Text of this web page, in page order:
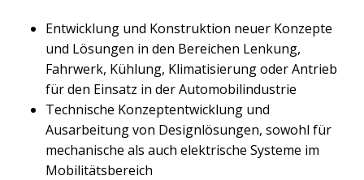
Entwicklung und Konstruktion neuer Konzepte
und Lösungen in den Bereichen Lenkung,
Fahrwerk, Kühlung, Klimatisierung oder Antrieb
für den Einsatz in der Automobilindustrie
Technische Konzeptentwicklung und
Ausarbeitung von Designlösungen, sowohl für
mechanische als auch elektrische Systeme im
Mobilitätsbereich